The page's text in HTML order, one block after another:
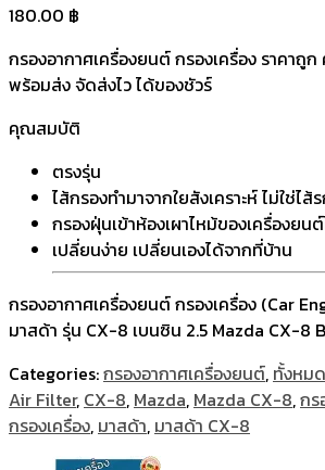
180.00 ฿
กรองอากาศเครื่องยนต์ กรองเครื่อง ราคา
พร้อมส่ง จัดส่งไว ได้ของชัวร์
คุณสมบัติ
ตรงรุ่น
ไส้กรองทำมาจากใยสังเคราะห์ ไม่ใช่ไส้
กรองฝุ่นเข้าห้องเผาไหม้ของเครื่องยน
เปลี่ยนง่าย เปลี่ยนเองได้จากที่บ้าน
กรองอากาศเครื่องยนต์ กรองเครื่อง (Car
มาสด้า รุ่น CX-8 เบนซิน 2.5 Mazda CX-8
Categories:กรองอากาศเครื่องยนต์, ทั้งหมด
Air Filter, CX-8, Mazda, Mazda CX-8,กร
กรองเครื่อง, มาสด้า, มาสด้า CX-8